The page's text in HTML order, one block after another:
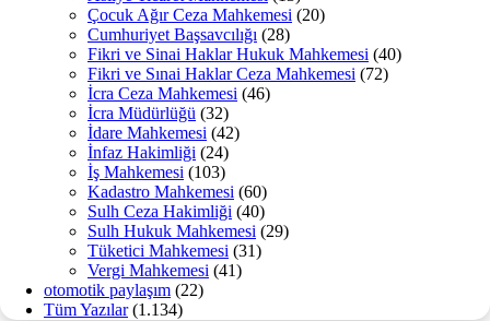
Çocuk Ağır Ceza Mahkemesi (20)
Cumhuriyet Başsavcılığı (28)
Fikri ve Sinai Haklar Hukuk Mahkemesi (40)
Fikri ve Sınai Haklar Ceza Mahkemesi (72)
İcra Ceza Mahkemesi (46)
İcra Müdürlüğü (32)
İdare Mahkemesi (42)
İnfaz Hakimliği (24)
İş Mahkemesi (103)
Kadastro Mahkemesi (60)
Sulh Ceza Hakimliği (40)
Sulh Hukuk Mahkemesi (29)
Tüketici Mahkemesi (31)
Vergi Mahkemesi (41)
otomotik paylaşım (22)
Tüm Yazılar(1.134)